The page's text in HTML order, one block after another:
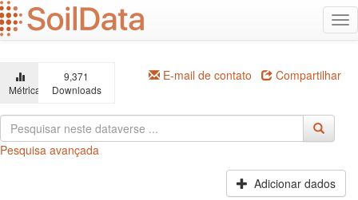
Ir
para
o
principal
Métricas
9,371
Downloads
E-mail de contato Compartilhar
Pesquisa avançada
Adicionar dados